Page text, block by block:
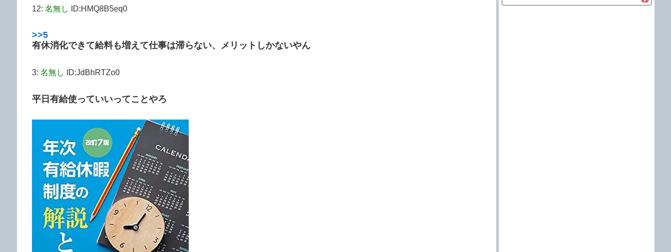
12: 名無し ID:HMQ8B5eq0
>>5
有休消化できて給料も増えて仕事は滞らない、メリットしかないやん
3: 名無し ID:JdBhRTZo0
平日有給使っていいってことやろ